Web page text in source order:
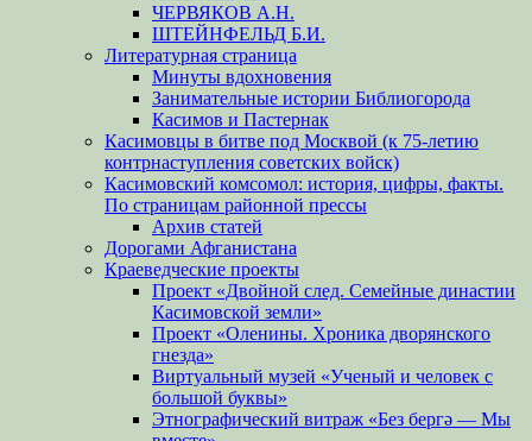
ЧЕРВЯКОВ А.Н.
ШТЕЙНФЕЛЬД Б.И.
Литературная страница
Минуты вдохновения
Занимательные истории Библиогорода
Касимов и Пастернак
Касимовцы в битве под Москвой (к 75-летию
контрнаступления советских войск)
Касимовский комсомол: история, цифры, факты.
По страницам районной прессы
Архив статей
Дорогами Афганистана
Краеведческие проекты
Проект «Двойной след. Семейные династии
Касимовской земли»
Проект «Оленины. Хроника дворянского
гнезда»
Виртуальный музей «Ученый и человек с
большой буквы»
Этнографический витраж «Без бергə — Мы